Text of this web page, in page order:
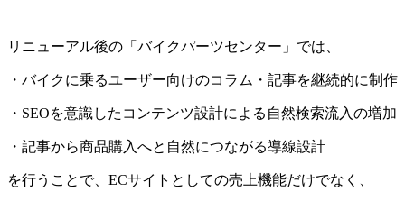
リニューアル後の「バイクパーツセンター」では、
・バイクに乗るユーザー向けのコラム・記事を継続的に制作
・ SEOを意識したコンテンツ設計による自然検索流入の増加
・記事から商品購入へと自然につながる導線設計
を行うことで、 ECサイトとしての売上機能だけでなく、